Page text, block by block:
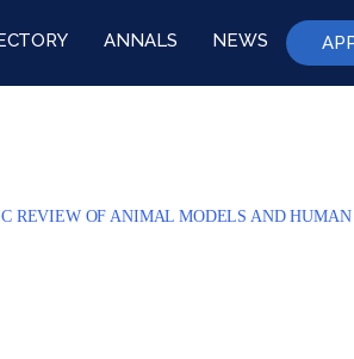
ANNALS NEWS
REVIEW OF ANIMAL MODELS AND HUMAN